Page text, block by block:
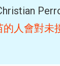
的人會對未